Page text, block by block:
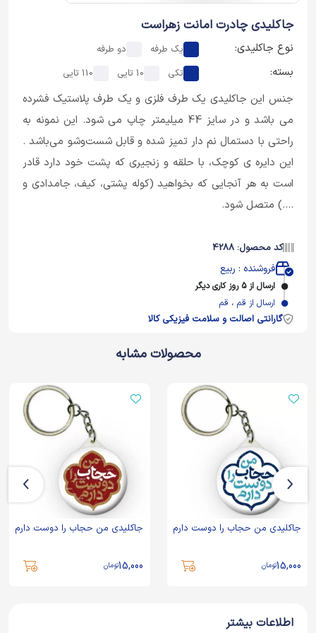
جاکلیدی چادرت امانت زهراست
نوع جاکلیدی: یک طرفه دو طرفه
بسته: تکی 10 تایی 110 تایی
جنس این جاکلیدی یک طرف فلزی و یک طرف پلاستیک فشرده
می باشد و در سایز 44 میلیمتر چاپ می شود. این نمونه به
راحتی با دستمال نم دار تمیز شده و قابل شست‌وشو می‌باشد .
این دایره ی کوچک، با حلقه و زنجیری که پشت خود دارد قادر
است به هر آنجایی که بخواهید (کوله پشتی، کیف، جامدادی و
....) متصل شود.
کد محصول: 4288
فروشنده : ربیع
ارسال از 5 روز کاری دیگر
ارسال از قم ، قم
گارانتی اصالت و سلامت فیزیکی کالا
محصولات مشابه
جاکلیدی من حجاب را دوست دارم
15,000تومان
جاکلیدی من حجاب را دوست دارم
15,000تومان
اطلاعات بیشتر